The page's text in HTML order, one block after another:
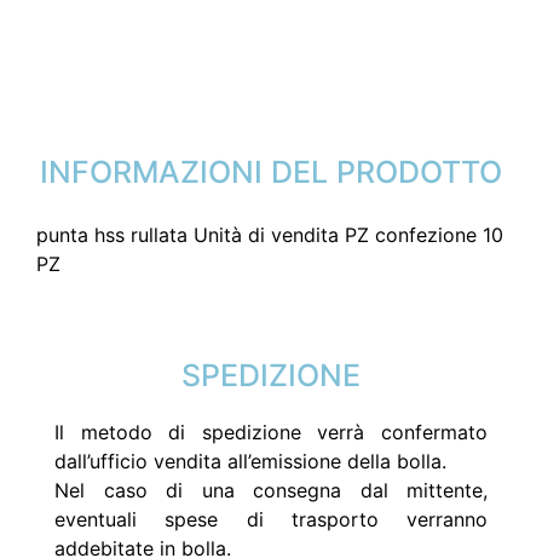
INFORMAZIONI DEL PRODOTTO
punta hss rullata Unità di vendita PZ confezione 10
PZ
SPEDIZIONE
Il metodo di spedizione verrà confermato
dall’ufficio vendita all’emissione della bolla.
Nel caso di una consegna dal mittente,
eventuali spese di trasporto verranno
addebitate in bolla.